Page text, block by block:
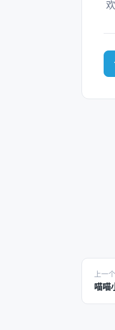
上一个
喵喵